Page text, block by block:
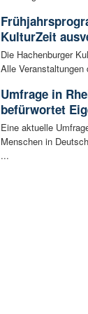
KulturZeit
Die Hachenburger
Alle
Umfrage in
befürwortet
Eine aktuelle
Menschen in
...